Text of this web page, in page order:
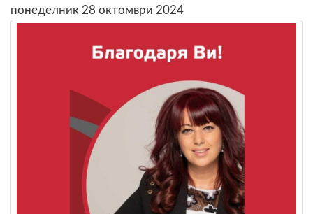
понеделник 28 октомври 2024